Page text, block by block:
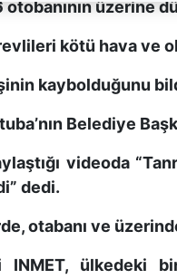
üzerine
kötü hava ve
kaybolduğunu
Belediye
videoda
dedi.
otabanı ve
INMET, ülkedeki